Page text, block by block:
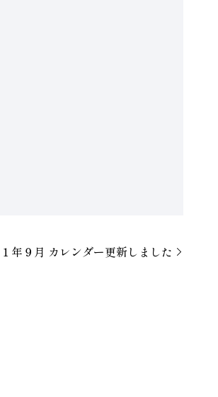
年９月 カレンダー更新しました